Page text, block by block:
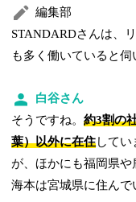
編集部
STANDARDさんは、
も多く働いていると伺
白谷さん
そうですね。約3割の
葉）以外に在住して
が、ほかにも福岡県や
海本は宮城県に住んで